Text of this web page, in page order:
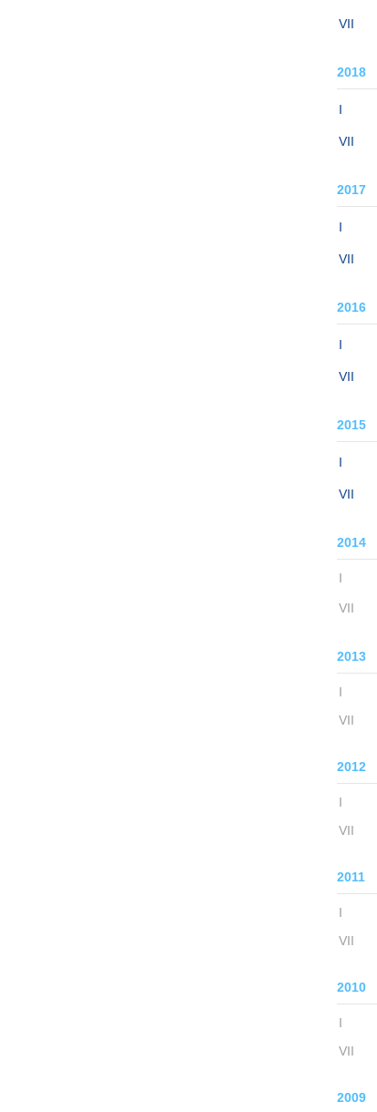
VII
2018
I
VII
2017
I
VII
2016
I
VII
2015
I
VII
2014
I
VII
2013
I
VII
2012
I
VII
2011
I
VII
2010
I
VII
2009